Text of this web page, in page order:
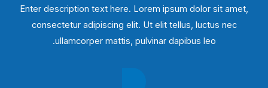
Enter description text here. Lorem ipsum dolor sit amet,
consectetur adipiscing elit. Ut elit tellus, luctus nec
ullamcorper mattis, pulvinar dapibus leo.​